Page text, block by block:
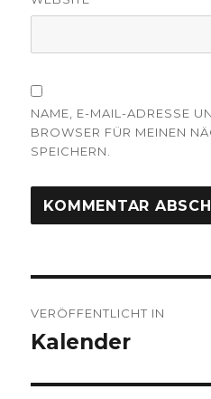
NAME, E-MAIL-ADRESSE
BROWSER FÜR MEINEN
SPEICHERN.
VERÖFFENTLICHT IN
Kalender